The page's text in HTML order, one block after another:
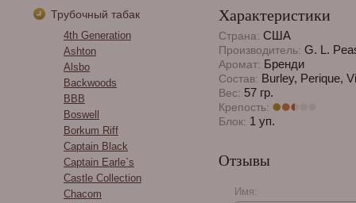
Трубочный табак
4th Generation
Ashton
Alsbo
Backwoods
BBB
Boswell
Borkum Riff
Captain Black
Captain Earle`s
Castle Collection
Chacom
Характеристики
Страна: США
Производитель: G. L.
Аромат: Бренди
Состав: Burley, Perique,
Вес: 57 гр.
Крепость:
Блок: 1 уп.
Отзывы
Имя: